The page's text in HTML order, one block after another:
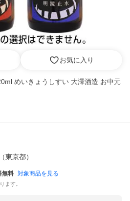
お気に入り
めいきょうしすい 大澤酒造 お中元
（東京都）
無料 対象商品を見る
ます。